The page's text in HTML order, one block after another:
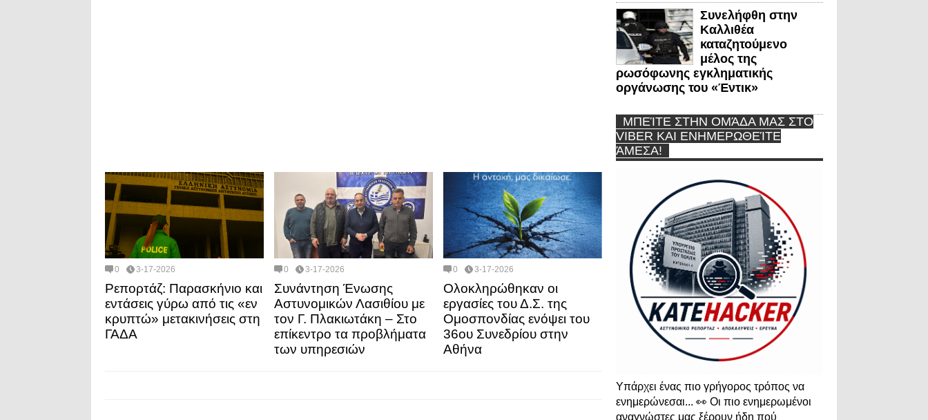
0 3-17-2026
Ρεπορτάζ: Παρασκήνιο και
εντάσεις γύρω από τις «εν
κρυπτώ» μετακινήσεις στη
ΓΑΔΑ
0 3-17-2026
Συνάντηση Ένωσης
Αστυνομικών Λασιθίου με
τον Γ. Πλακιωτάκη – Στο
επίκεντρο τα προβλήματα
των υπηρεσιών
0 3-17-2026
Ολοκληρώθηκαν οι
εργασίες του Δ.Σ. της
Ομοσπονδίας ενόψει του
36ου Συνεδρίου στην
Αθήνα
Συνελήφθη στην
Καλλιθέα
καταζητούμενο
μέλος της
ρωσόφωνης εγκληματικής
οργάνωσης του «Έντικ»
ΜΠΕΊΤΕ ΣΤΗΝ ΟΜΆΔΑ ΜΑΣ ΣΤΟ
VIBER ΚΑΙ ΕΝΗΜΕΡΩΘΕΊΤΕ
ΆΜΕΣΑ!
Υπάρχει ένας πιο γρήγορος τρόπος να
ενημερώνεσαι... 👀 Οι πιο ενημερωμένοι
αναγνώστες μας ξέρουν ήδη πού